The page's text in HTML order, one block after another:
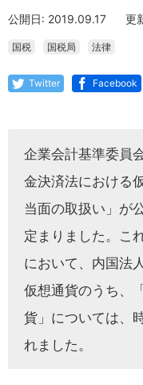
公開日: 2019.09.17 更
国税 国税局 法律
Twitter Facebook
企業会計基準委員
金決済法における
当面の取扱い」が
定まりました。こ
において、内国法
仮想通貨のうち、
貨」については、
れました。